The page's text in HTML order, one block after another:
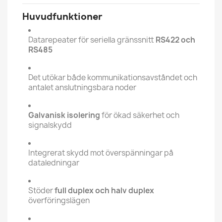
Huvudfunktioner
Datarepeater för seriella gränssnitt RS422 och
RS485
Det utökar både kommunikationsavståndet och
antalet anslutningsbara noder
Galvanisk isoleringför ökad säkerhet och
signalskydd
Integrerat skydd mot överspänningar på
dataledningar
Stöderfull duplex och halv duplex
överföringslägen